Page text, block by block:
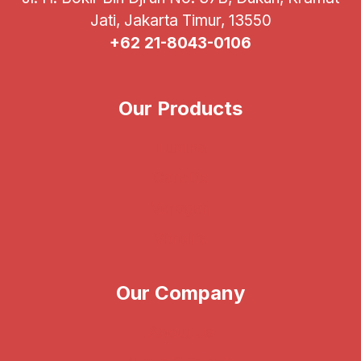
Jati, Jakarta Timur, 13550
+62 21-8043-0106
Our Products
Our Company